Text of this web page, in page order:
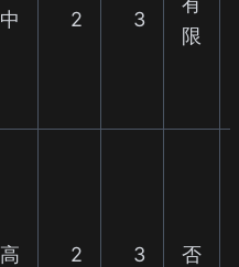
中 2 3
限
高 2 3 否